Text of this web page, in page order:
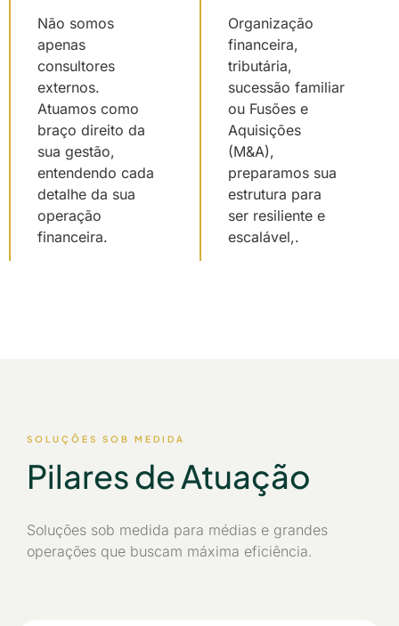
Não somos
apenas
consultores
externos.
Atuamos como
braço direito da
sua gestão,
entendendo cada
detalhe da sua
operação
financeira.
Organização
financeira,
tributária,
sucessão familiar
ou Fusões e
Aquisições
(M&A),
preparamos sua
estrutura para
ser resiliente e
escalável,.
SOLUÇÕES SOB MEDIDA
Pilares de Atuação
Soluções sob medida para médias e grandes
operações que buscam máxima eficiência.